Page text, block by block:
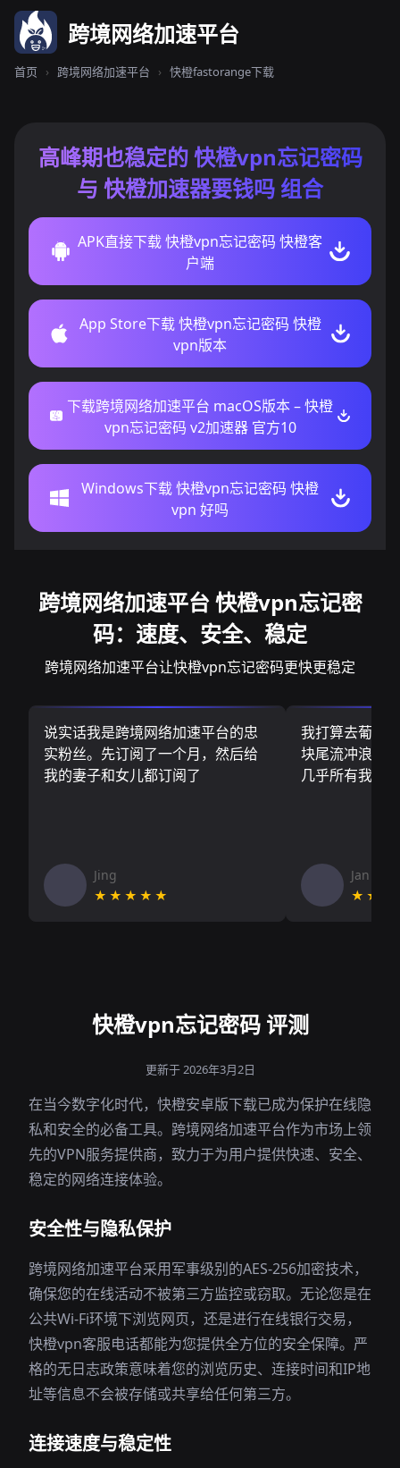
跨境网络加速平台
首页 › 跨境网络加速平台 › 快橙fastorange下载
高峰期也稳定的 快橙vpn忘记密码
与 快橙加速器要钱吗 组合
APK直接下载 快橙vpn忘记密码 快橙客
户端
App Store下载 快橙vpn忘记密码 快橙
vpn版本
下载跨境网络加速平台 macOS版本 – 快橙
vpn忘记密码 v2加速器 官方10
Windows下载 快橙vpn忘记密码 快橙
vpn 好吗
跨境网络加速平台 快橙vpn忘记密
码：速度、安全、稳定
跨境网络加速平台让快橙vpn忘记密码更快更稳定
说实话我是跨境网络加速平台的忠
实粉丝。先订阅了一个月，然后给
我的妻子和女儿都订阅了
Jing
★★★★★
我打算去葡萄
块尾流冲浪板
几乎所有我需
Jan V
快橙vpn忘记密码 评测
更新于 2026年3月2日
在当今数字化时代，快橙安卓版下载已成为保护在线隐
私和安全的必备工具。跨境网络加速平台作为市场上领
先的VPN服务提供商，致力于为用户提供快速、安全、
稳定的网络连接体验。
安全性与隐私保护
跨境网络加速平台采用军事级别的AES-256加密技术，
确保您的在线活动不被第三方监控或窃取。无论您是在
公共Wi-Fi环境下浏览网页，还是进行在线银行交易，
快橙vpn客服电话都能为您提供全方位的安全保障。严
格的无日志政策意味着您的浏览历史、连接时间和IP地
址等信息不会被存储或共享给任何第三方。
连接速度与稳定性